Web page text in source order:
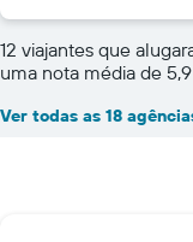
12 viajantes que
uma nota média de
Ver todas as 18